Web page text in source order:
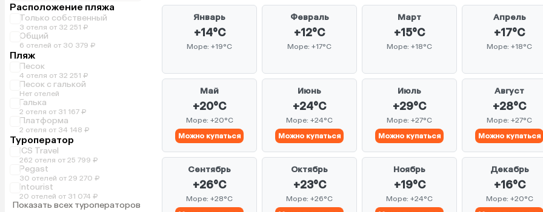
Расположение пляжа
Только собственный
3 отеля от 32 251 ₽
Общий
6 отелей от 30 379 ₽
Пляж
Песок
4 отеля от 32 251 ₽
Песок с галькой
Нет отелей
Галька
2 отеля от 31 167 ₽
Платформа
2 отеля от 34 148 ₽
Туроператор
ICS Travel
262 отеля от 25 799 ₽
Pegast
30 отелей от 29 270 ₽
Intourist
20 отелей от 31 074 ₽
Показать всех туроператоров
Январь
+14°C
Море: +19°C
Февраль
+12°C
Море: +17°C
Март
+15°C
Море: +18°C
Апрель
+17°C
Море: +18°C
Май
+20°C
Море: +20°C
Можно купаться
Июнь
+24°C
Море: +24°C
Можно купаться
Июль
+29°C
Море: +27°C
Можно купаться
Август
+28°C
Море: +27°C
Можно купаться
Сентябрь
+26°C
Море: +28°C
Октябрь
+23°C
Море: +26°C
Ноябрь
+19°C
Море: +24°C
Декабрь
+16°C
Море: +20°C